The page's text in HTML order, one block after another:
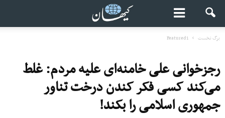
برگ نخست Featured1
رجزخوانی علی خامنه‌ای علیه مردم: غلط
می‌کند کسی فکر کندن درخت تناور
جمهوری اسلامی را بکند!